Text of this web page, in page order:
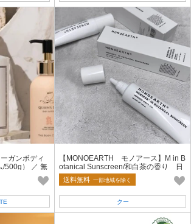
ガンボディ
/500g） ／ 無
【MONOEARTH モノアース】M in B
otanical Sunscreen/和白茶の香り 日
焼け止めミルク
送料無料 一部地域を除く
クー